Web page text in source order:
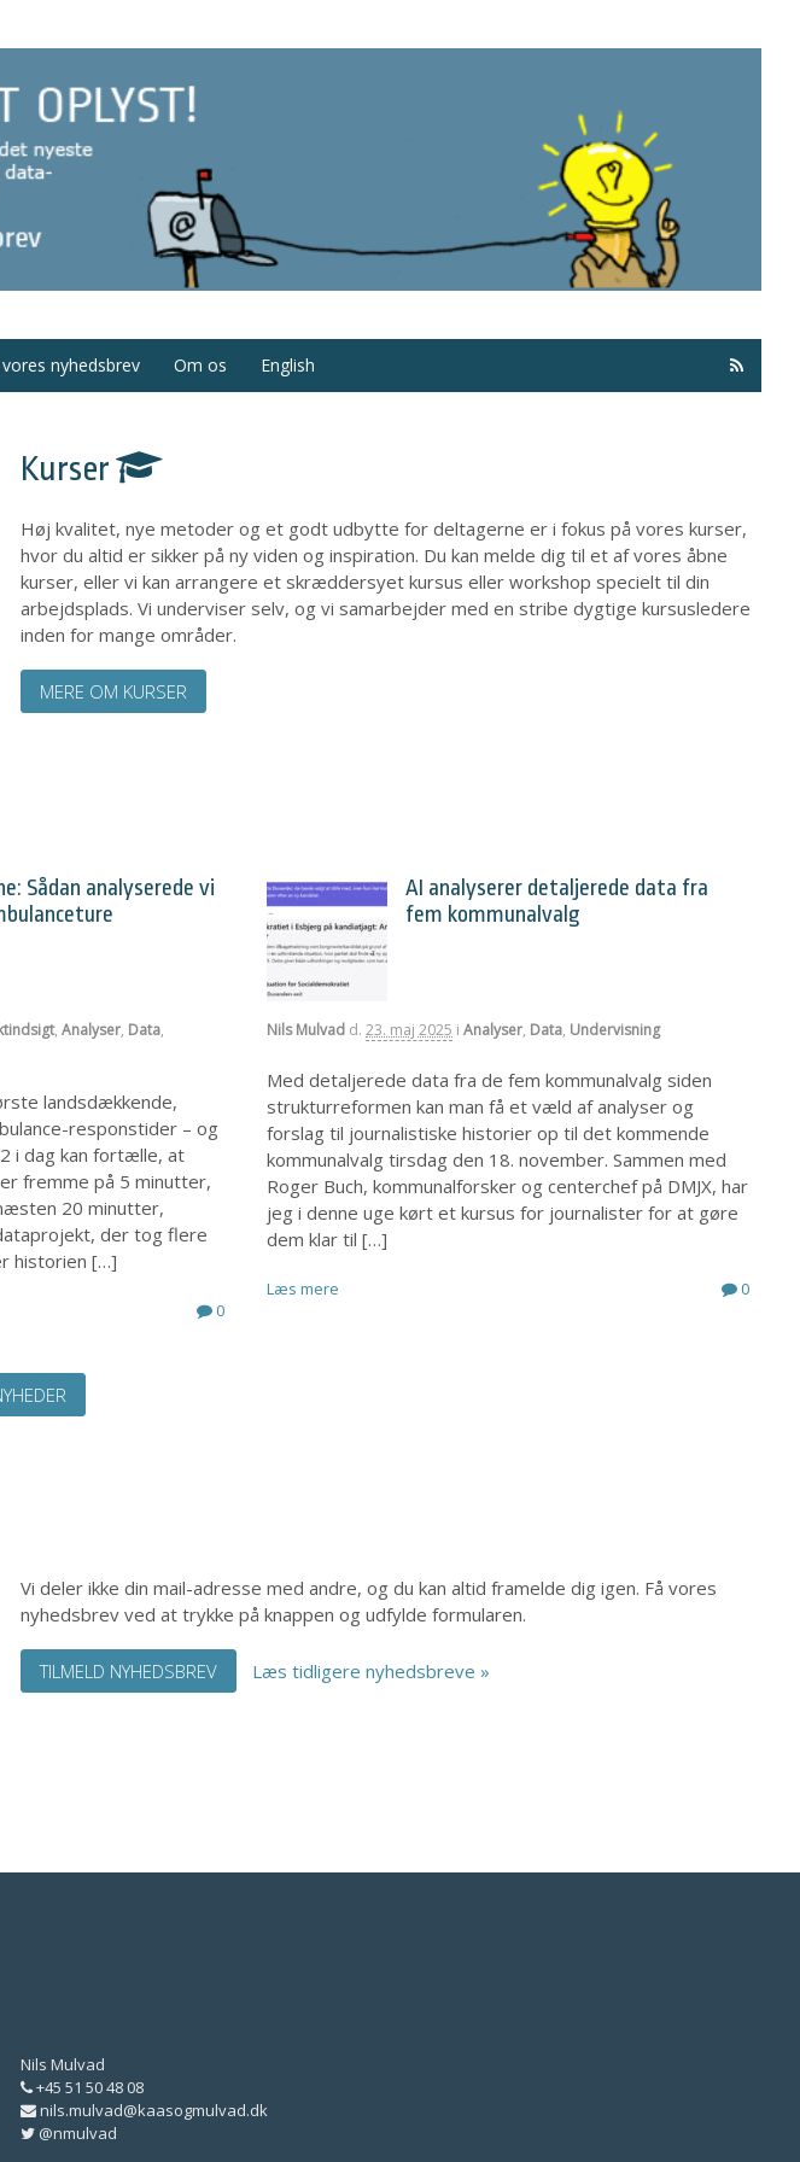
vores nyhedsbrev Om os English
Kurser
Høj kvalitet, nye metoder og et godt udbytte for deltagerne er i fokus på vores kurser,
hvor du altid er sikker på ny viden og inspiration. Du kan melde dig til et af vores åbne
kurser, eller vi kan arrangere et skræddersyet kursus eller workshop specielt til din
arbejdsplads. Vi underviser selv, og vi samarbejder med en stribe dygtige kursusledere
inden for mange områder.
MERE OM KURSER
Sådan analyserede vi
,Analyser, Data,
landsdækkende,
responstider – og
i dag kan fortælle, at
fremme på 5 minutter,
20 minutter,
der tog flere
historien […]
0
AI analyserer detaljerede data fra
fem kommunalvalg
Nils Mulvad d.23. maj 2025 i Analyser, Data, Undervisning
Med detaljerede data fra de fem kommunalvalg siden
strukturreformen kan man få et væld af analyser og
forslag til journalistiske historier op til det kommende
kommunalvalg tirsdag den 18. november. Sammen med
Roger Buch, kommunalforsker og centerchef på DMJX, har
jeg i denne uge kørt et kursus for journalister for at gøre
dem klar til […]
Læs mere 0
Vi deler ikke din mail-adresse med andre, og du kan altid framelde dig igen. Få vores
nyhedsbrev ved at trykke på knappen og udfylde formularen.
TILMELD NYHEDSBREV Læs tidligere nyhedsbreve »
Nils Mulvad
+45 51 50 48 08
nils.mulvad@kaasogmulvad.dk
@nmulvad